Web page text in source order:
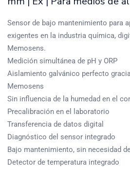
Sensor de bajo mantenimiento para
exigentes en la industria química,
Memosens.
Medición simultánea de pH y ORP
Aislamiento galvánico perfecto
Memosens
Sin influencia de la humedad en el
Precalibración en el laboratorio
Transferencia de datos digital
Diagnóstico del sensor integrado
Bajo mantenimiento, sin necesidad
Detector de temperatura integrado